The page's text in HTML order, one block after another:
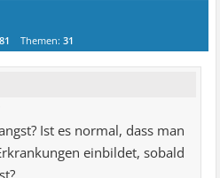
Themen:31
Ist es normal, dass man
einbildet, sobald